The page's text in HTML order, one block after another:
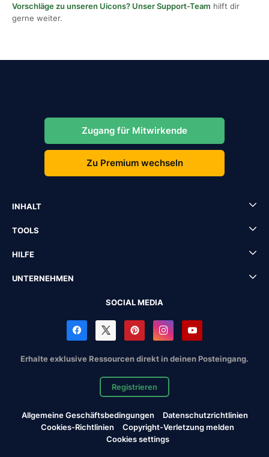
Vorschläge zu unseren Uicons? Unser Support-Team hilft dir
gerne weiter.
Zugang für Mitwirkende
Zu Premium wechseln
INHALT
TOOLS
HILFE
UNTERNEHMEN
SOCIAL MEDIA
Erhalte exklusive Ressourcen direkt in deinen Posteingang.
Registrieren
Allgemeine Geschäftsbedingungen
Datenschutzrichtlinien
Cookies-Richtlinien
Copyright-Verletzung melden
Cookies settings